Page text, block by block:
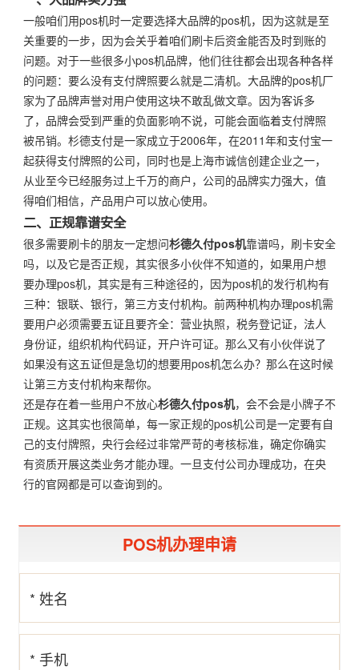
一般咱们用pos机时一定要选择大品牌的pos机，因为这就是至
关重要的一步，因为会关乎着咱们刷卡后资金能否及时到账的
问题。对于一些很多小pos机品牌，他们往往都会出现各种各样
的问题：要么没有支付牌照要么就是二清机。大品牌的pos机厂
家为了品牌声誉对用户使用这块不敢乱做文章。因为客诉多
了，品牌会受到严重的负面影响不说，可能会面临着支付牌照
被吊销。杉德支付是一家成立于2006年，在2011年和支付宝一
起获得支付牌照的公司，同时也是上海市诚信创建企业之一，
从业至今已经服务过上千万的商户，公司的品牌实力强大，值
得咱们相信，产品用户可以放心使用。
二、正规靠谱安全
很多需要刷卡的朋友一定想问杉德久付pos机靠谱吗，刷卡安全
吗，以及它是否正规，其实很多小伙伴不知道的，如果用户想
要办理pos机，其实是有三种途径的，因为pos机的发行机构有
三种：银联、银行，第三方支付机构。前两种机构办理pos机需
要用户必须需要五证且要齐全：营业执照，税务登记证，法人
身份证，组织机构代码证，开户许可证。那么又有小伙伴说了
如果没有这五证但是急切的想要用pos机怎么办？那么在这时候
让第三方支付机构来帮你。
还是存在着一些用户不放心杉德久付pos机，会不会是小牌子不
正规。这其实也很简单，每一家正规的pos机公司是一定要有自
己的支付牌照，央行会经过非常严苛的考核标准，确定你确实
有资质开展这类业务才能办理。一旦支付公司办理成功，在央
行的官网都是可以查询到的。
POS机办理申请
* 姓名
* 手机